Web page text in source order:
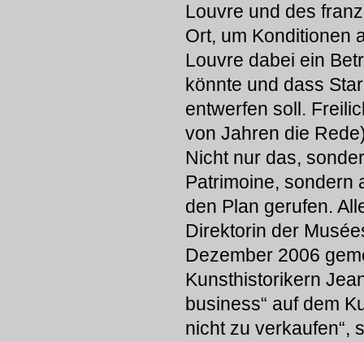
Louvre und des
Ort, um Konditionen
Louvre dabei ein
könnte und dass
entwerfen soll.
von Jahren die
Nicht nur das,
Patrimoine, sondern
den Plan gerufen.
Direktorin der
Dezember 2006
Kunsthistorikern
business“ auf dem
nicht zu verkaufen“,